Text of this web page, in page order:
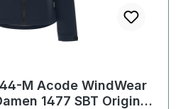
M Acode WindWear
1477 SBT Original